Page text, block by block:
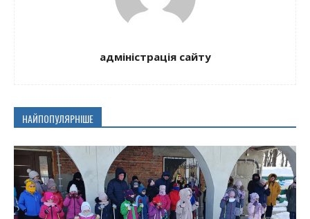
адміністрація сайту
НАЙПОПУЛЯРНІШЕ